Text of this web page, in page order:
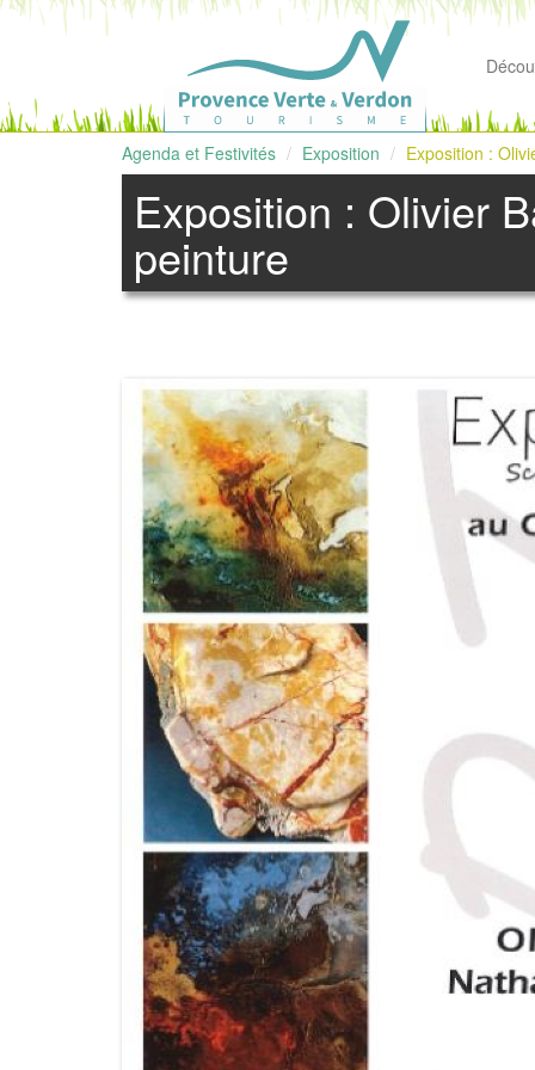
Agenda et Festivités Exposition Exposition :
Exposition : Olivier
peinture